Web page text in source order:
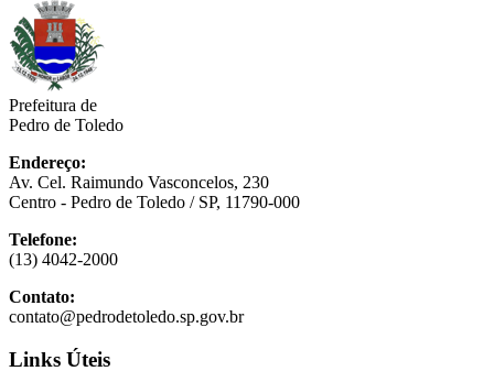
Prefeitura de
Pedro de Toledo
Endereço:
Av. Cel. Raimundo Vasconcelos, 230
Centro - Pedro de Toledo / SP, 11790-000
Telefone:
(13) 4042-2000
Contato:
contato@pedrodetoledo.sp.gov.br
Links Úteis